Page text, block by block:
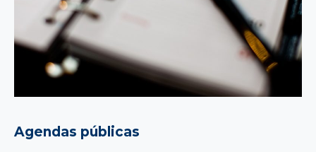
Agendas públicas